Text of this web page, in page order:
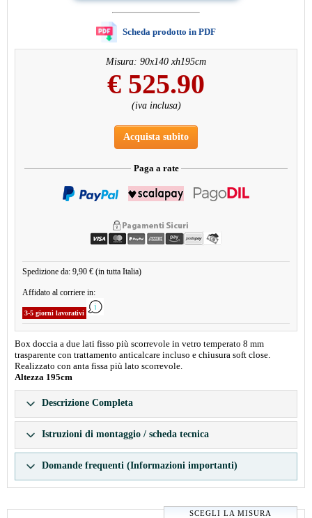
Scheda prodotto in PDF
Misura: 90x140 xh195cm
€ 525.90
(iva inclusa)
Acquista subito
Paga a rate
Spedizione da: 9,90 € (in tutta Italia)
Affidato al corriere in:
3-5 giorni lavorativi
Box doccia a due lati fisso più scorrevole in vetro temperato 8 mm
trasparente con trattamento anticalcare incluso e chiusura soft close.
Realizzato con anta fissa più lato scorrevole.
Altezza 195cm
Descrizione Completa
Istruzioni di montaggio / scheda tecnica
Domande frequenti (Informazioni importanti)
SCEGLI LA MISURA